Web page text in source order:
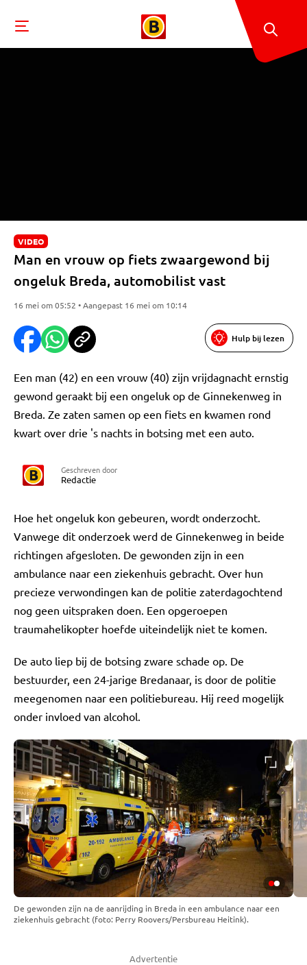
VIDEO
Man en vrouw op fiets zwaargewond bij
ongeluk Breda, automobilist vast
16 mei om 05:52 • Aangepast 16 mei om 10:14
Hulp bij lezen
Een man (42) en een vrouw (40) zijn vrijdagnacht ernstig
gewond geraakt bij een ongeluk op de Ginnekenweg in
Breda. Ze zaten samen op een fiets en kwamen rond
kwart over drie 's nachts in botsing met een auto.
Geschreven door
Redactie
Hoe het ongeluk kon gebeuren, wordt onderzocht.
Vanwege dit onderzoek werd de Ginnekenweg in beide
richtingen afgesloten. De gewonden zijn in een
ambulance naar een ziekenhuis gebracht. Over hun
precieze verwondingen kan de politie zaterdagochtend
nog geen uitspraken doen. Een opgeroepen
traumahelikopter hoefde uiteindelijk niet te komen.
De auto liep bij de botsing zware schade op. De
bestuurder, een 24-jarige Bredanaar, is door de politie
meegenomen naar een politiebureau. Hij reed mogelijk
onder invloed van alcohol.
De gewonden zijn na de aanrijding in Breda in een ambulance naar een
ziekenhuis gebracht (foto: Perry Roovers/Persbureau Heitink).
Advertentie